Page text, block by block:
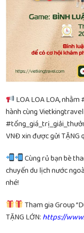
LOA LOA LOA,
hành cùng
VNĐ xin được gửi TẶNG
Cùng rủ bạn bè
chuyến du lịch nước
nhé!
Tham gia Group
TẶNG LỚN: https://